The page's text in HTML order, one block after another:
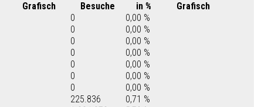
Grafisch Besuche in %
Grafisch
0
0,00 %
0
0,00 %
0
0,00 %
0
0,00 %
0
0,00 %
0
0,00 %
0
0,00 %
225.836
0,71 %